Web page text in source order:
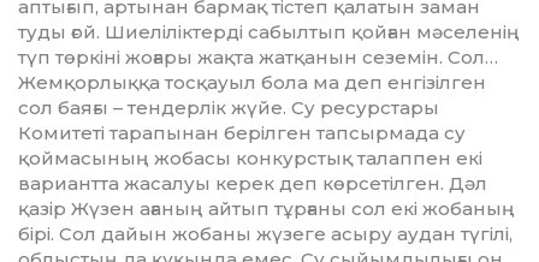
аптығып, артынан бармақ тістеп қалатын заман
туды ғой. Шиеліліктерді сабылтып қойған мәселенің
түп төркіні жоғары жақта жатқанын сеземін. Сол…
Жемқорлыққа тосқауыл бола ма деп енгізілген
сол баяғы – тендерлік жүйе. Су ресурстары
Комитеті тарапынан берілген тапсырмада су
қоймасы­ның жобасы конкурстық талаппен екі
вариантта жасалуы керек деп көрсетілген. Дәл
қазір Жүзен ағаның айтып тұрғаны сол екі жобаның
бірі. Сол дайын жобаны жүзеге асыру аудан түгілі,